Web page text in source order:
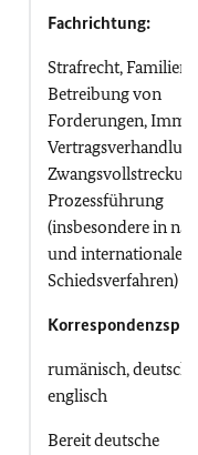
Fachrichtung:
Strafrecht,
Betreibung von
Forderungen,
Prozessführung
(insbesondere in
und internationalen
Schiedsverfahren)
rumänisch, deutsch,
englisch
Bereit deutsche